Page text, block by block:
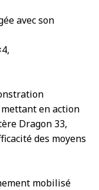
avec son
en action
Dragon 33,
des moyens
mobilisé